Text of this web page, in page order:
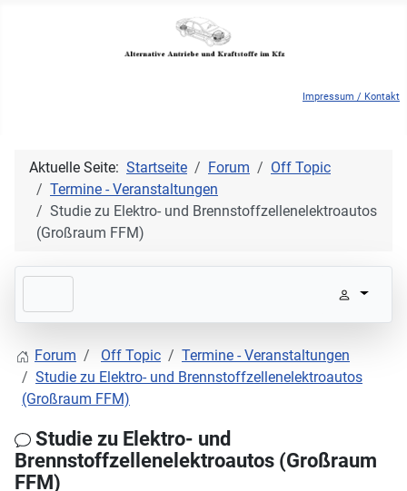
Impressum / Kontakt
Aktuelle Seite: Startseite Forum
Off Topic
Termine - Veranstaltungen
Studie zu Elektro- und Brennstoffzellenelektroautos
(Großraum FFM)
Forum Off Topic
Termine - Veranstaltungen
Studie zu Elektro- und Brennstoffzellenelektroautos
(Großraum FFM)
Studie zu Elektro- und
Brennstoffzellenelektroautos (Großraum
FFM)